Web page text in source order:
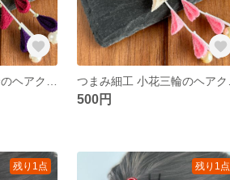
500円
残り1点 残り1点